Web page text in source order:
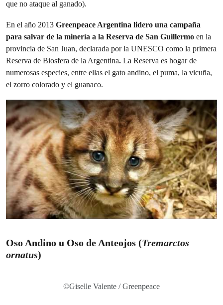
que no ataque al ganado).
En el año 2013 Greenpeace Argentina lidero una campaña
para salvar de la minería a la Reserva de San Guillermo en la
provincia de San Juan, declarada por la UNESCO como la primera
Reserva de Biosfera de la Argentina. La Reserva es hogar de
numerosas especies, entre ellas el gato andino, el puma, la vicuña,
el zorro colorado y el guanaco.
Oso Andino u Oso de Anteojos (Tremarctos
ornatus)
©Giselle Valente / Greenpeace